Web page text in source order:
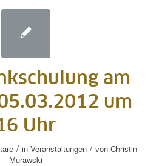
am
um
Uhr
/ inVeranstaltungen / vonChristin
Murawski